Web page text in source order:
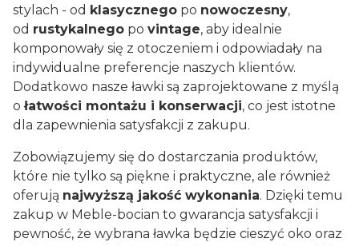
stylach - od klasycznego po nowoczesny,
od rustykalnego po vintage, aby idealnie
komponowały się z otoczeniem i odpowiadały na
indywidualne preferencje naszych klientów.
Dodatkowo nasze ławki są zaprojektowane z myślą
ołatwości montażu i konserwacji, co jest istotne
dla zapewnienia satysfakcji z zakupu.
Zobowiązujemy się do dostarczania produktów,
które nie tylko są piękne i praktyczne, ale również
oferują najwyższą jakość wykonania. Dzięki temu
zakup w Meble-bocian to gwarancja satysfakcji i
pewność, że wybrana ławka będzie cieszyć oko oraz